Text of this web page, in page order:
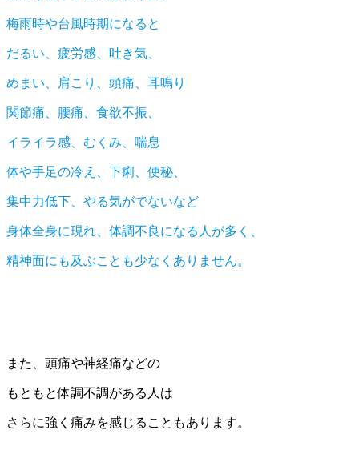
梅雨時や台風時期になると
だるい、疲労感、吐き気、
めまい、肩こり、頭痛、耳鳴り
関節痛、腰痛、食欲不振、
イライラ感、むくみ、喘息
体や手足の冷え、下痢、便秘、
集中力低下、やる気がでないなど
身体全身に現れ、体調不良になる人が多く、
精神面にも及ぶことも少なくありません。
また、頭痛や神経痛などの
もともと体調不調がある人は
さらに強く痛みを感じることもあります。